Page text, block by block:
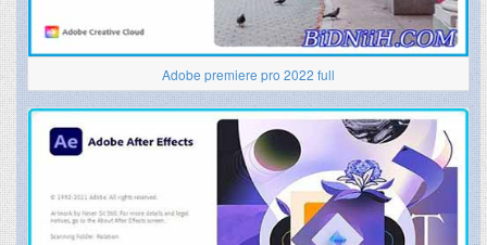
Adobe premiere pro 2022 full